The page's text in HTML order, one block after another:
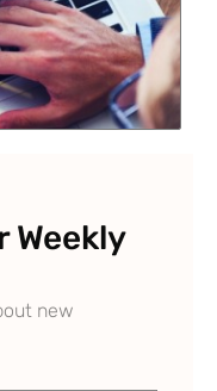
Weekly
new